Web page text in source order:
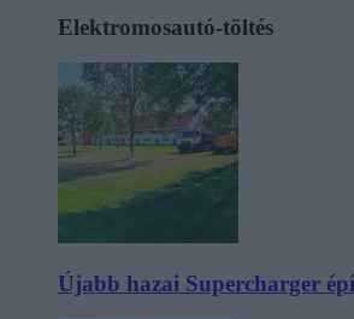
Elektromosautó-töltés
Újabb hazai Supercharger